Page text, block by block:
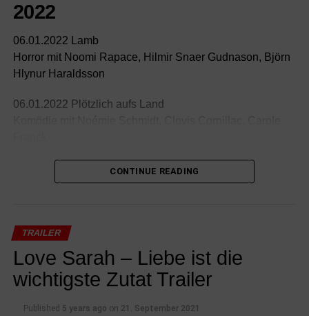
2022
06.01.2022 Lamb
Horror mit Noomi Rapace, Hilmir Snaer Gudnason, Björn
Hlynur Haraldsson
06.01.2022 Plötzlich aufs Land
06.01.2022 The 355
Action mit Jessica Chastain, Penélope Cruz, Diane
06.01.2022 The King’s Man: The Beginning
Action mit Ralph Fiennes, Gemma Arterton, Rhys Ifans
13.01.2022 Bis wir tot sind oder frei
CONTINUE READING
TRAILER
Love Sarah – Liebe ist die
wichtigste Zutat Trailer
Published 5 years ago on 21. September 2021